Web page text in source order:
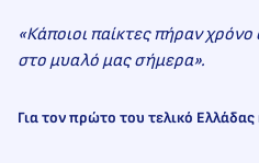
«Κάποιοι παίκτες πήραν
στο μυαλό μας σήμερα».
Για τον πρώτο του τελικό